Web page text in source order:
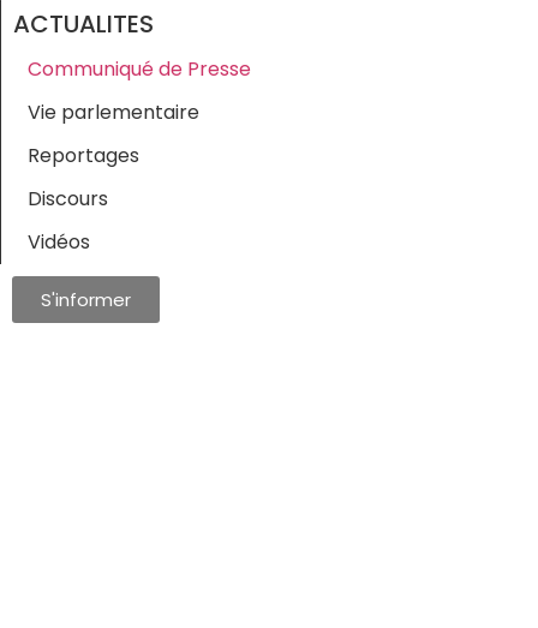
ACTUALITES
Communiqué de Presse
Vie parlementaire
Reportages
Discours
Vidéos
S'informer